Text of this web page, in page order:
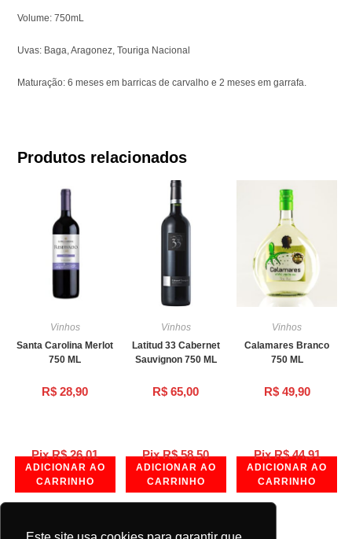
Volume: 750mL
Uvas: Baga, Aragonez, Touriga Nacional
Maturação: 6 meses em barricas de carvalho e 2 meses em garrafa.
Produtos relacionados
Pix R$26,01
Vinhos
Santa Carolina Merlot
750 ML
R$ 28,90
ADICIONAR AO
CARRINHO
Pix R$58,50
Vinhos
Latitud 33 Cabernet
Sauvignon 750 ML
R$ 65,00
ADICIONAR AO
CARRINHO
Pix R$44,91
Vinhos
Calamares Branco
750 ML
R$49,90
ADICIONAR AO
CARRINHO